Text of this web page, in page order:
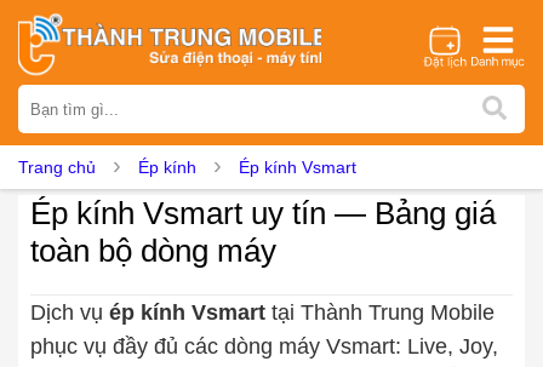
iPhone Samsung Oppo Xiaomi Realme Vivo
Vsmart Huawei
Asus Sony Vertu LG Tecno
Dịch vụ sửa chữa
Thay màn hình Thay pin Ép kính Thay camera
Thay loa Thay kính lưng Thay vỏ Thay chân sạc
Trang chủ Ép kính Ép kính Vsmart
Ép kính Vsmart uy tín — Bảng giá
toàn bộ dòng máy
Dịch vụ ép kính Vsmart tại Thành Trung Mobile
phục vụ đầy đủ các dòng máy Vsmart: Live, Joy,